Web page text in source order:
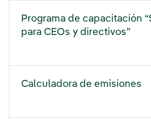
Programa de capacitación
para CEOs y directivos”
Calculadora de emisiones